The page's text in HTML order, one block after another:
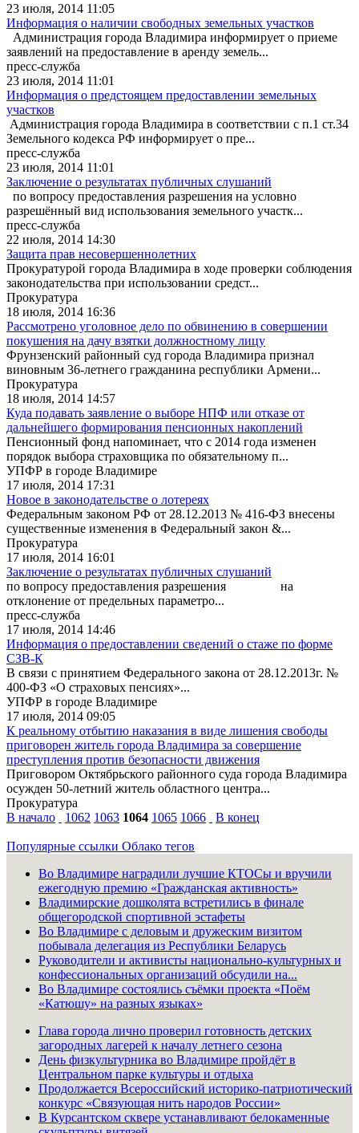
23 июля, 2014 11:05
Информация о наличии свободных земельных участков
Администрация города Владимира информирует о приеме
заявлений на предоставление в аренду земель...
пресс-служба
23 июля, 2014 11:01
Информация о предстоящем предоставлении земельных
участков
Администрация города Владимира в соответствии с п.1 ст.34
Земельного кодекса РФ информирует о пре...
пресс-служба
23 июля, 2014 11:01
Заключение о результатах публичных слушаний
по вопросу предоставления разрешения на условно
разрешённый вид использования земельного участк...
пресс-служба
22 июля, 2014 14:30
Защита прав несовершеннолетних
Прокуратурой города Владимира в ходе проверки соблюдения
законодательства при использовании средст...
Прокуратура
18 июля, 2014 16:36
Рассмотрено уголовное дело по обвинению в совершении
покушения на дачу взятки должностному лицу
Фрунзенский районный суд города Владимира признал
виновным 36-летнего гражданина республики Армени...
Прокуратура
18 июля, 2014 14:57
Куда подавать заявление о выборе НПФ или отказе от
дальнейшего формирования пенсионных накоплений
Пенсионный фонд напоминает, что с 2014 года изменен
порядок выбора страховщика по обязательному п...
УПФР в городе Владимире
17 июля, 2014 17:31
Новое в законодательстве о лотереях
Федеральным законом РФ от 28.12.2013 № 416-ФЗ внесены
существенные изменения в Федеральный закон &...
Прокуратура
17 июля, 2014 16:01
Заключение о результатах публичных слушаний
по вопросу предоставления разрешения на
отклонение от предельных параметро...
пресс-служба
17 июля, 2014 14:46
Информация о предоставлении сведений о стаже по форме
СЗВ-К
В связи с принятием Федерального закона от 28.12.2013г. №
400-ФЗ «О страховых пенсиях»...
УПФР в городе Владимире
17 июля, 2014 09:05
К реальному отбытию наказания в виде лишения свободы
приговорен житель города Владимира за совершение
преступления против безопасности движения
Приговором Октябрьского районного суда города Владимира
осужден 50-летний житель областного центра...
Прокуратура
В начало
1062 1063 1064 1065 1066 В конец
Популярные ссылки Облако тегов
Во Владимире наградили лучшие КТОСы и вручили
ежегодную премию «Гражданская активность»
Владимирские дошколята встретились в финале
общегородской спортивной эстафеты
Во Владимире с деловым и дружеским визитом
побывала делегация из Республики Беларусь
Руководители и активисты национально-культурных и
конфессиональных организаций обсудили на...
Во Владимире состоялись съёмки проекта «Поём
«Катюшу» на разных языках»
Глава города лично проверил готовность детских
загородных лагерей к началу летнего сезона
День физкультурника во Владимире пройдёт в
Центральном парке культуры и отдыха
Продолжается Всероссийский историко-патриотический
конкурс «Связующая нить народов России»
В Курсантском сквере устанавливают белокаменные